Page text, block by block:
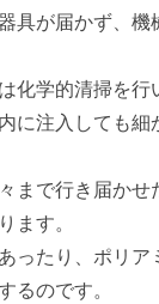
具が届かず、機
化学的清掃を行
に注入しても細
まで行き届かせ
ます。
ったり、ポリア
るのです。